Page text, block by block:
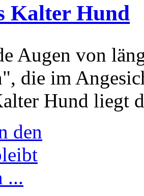
Kalter Hund
Augen von
die im
Hund liegt